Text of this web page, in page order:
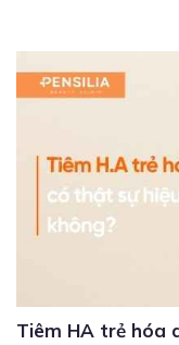
Tiêm HA trẻ hóa